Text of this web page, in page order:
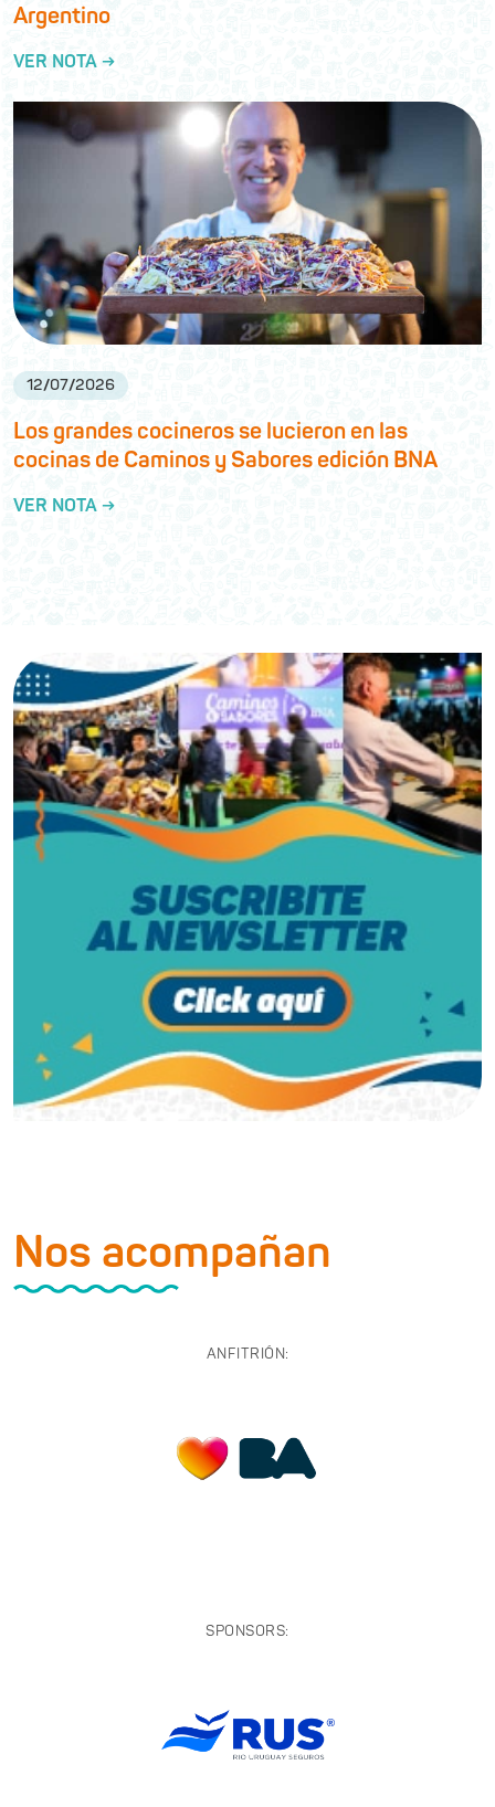
Argentino
VER NOTA →
12/07/2026
Los grandes cocineros se lucieron en las
cocinas de Caminos y Sabores edición BNA
VER NOTA →
Nos acompañan
ANFITRIÓN:
SPONSORS: